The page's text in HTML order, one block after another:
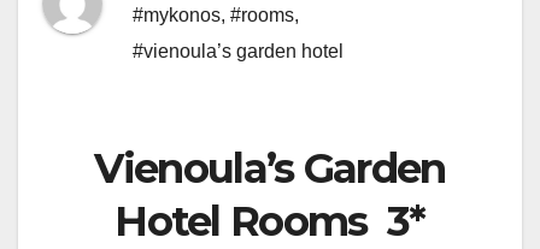
#mykonos, #rooms,
#vienoula’s garden hotel
Vienoula’s Garden
Hotel Rooms 3*